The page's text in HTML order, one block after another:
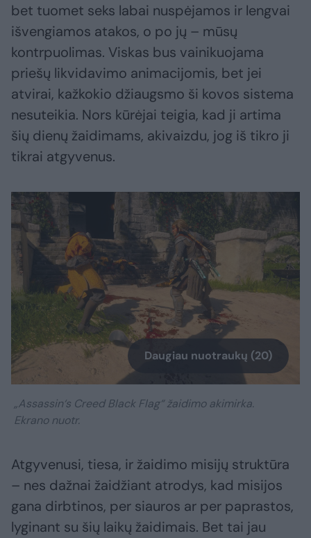
bet tuomet seks labai nuspėjamos ir lengvai
išvengiamos atakos, o po jų – mūsų
kontrpuolimas. Viskas bus vainikuojama
priešų likvidavimo animacijomis, bet jei
atvirai, kažkokio džiaugsmo ši kovos sistema
nesuteikia. Nors kūrėjai teigia, kad ji artima
šių dienų žaidimams, akivaizdu, jog iš tikro ji
tikrai atgyvenus.
Daugiau nuotraukų (20)
„Assassin‘s Creed Black Flag“ žaidimo akimirka.
Ekrano nuotr.
Atgyvenusi, tiesa, ir žaidimo misijų struktūra
– nes dažnai žaidžiant atrodys, kad misijos
gana dirbtinos, per siauros ar per paprastos,
lyginant su šių laikų žaidimais. Bet tai jau